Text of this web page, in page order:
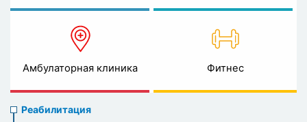
Амбулаторная клиника Фитнес
Rehabilitation
Реабилитация